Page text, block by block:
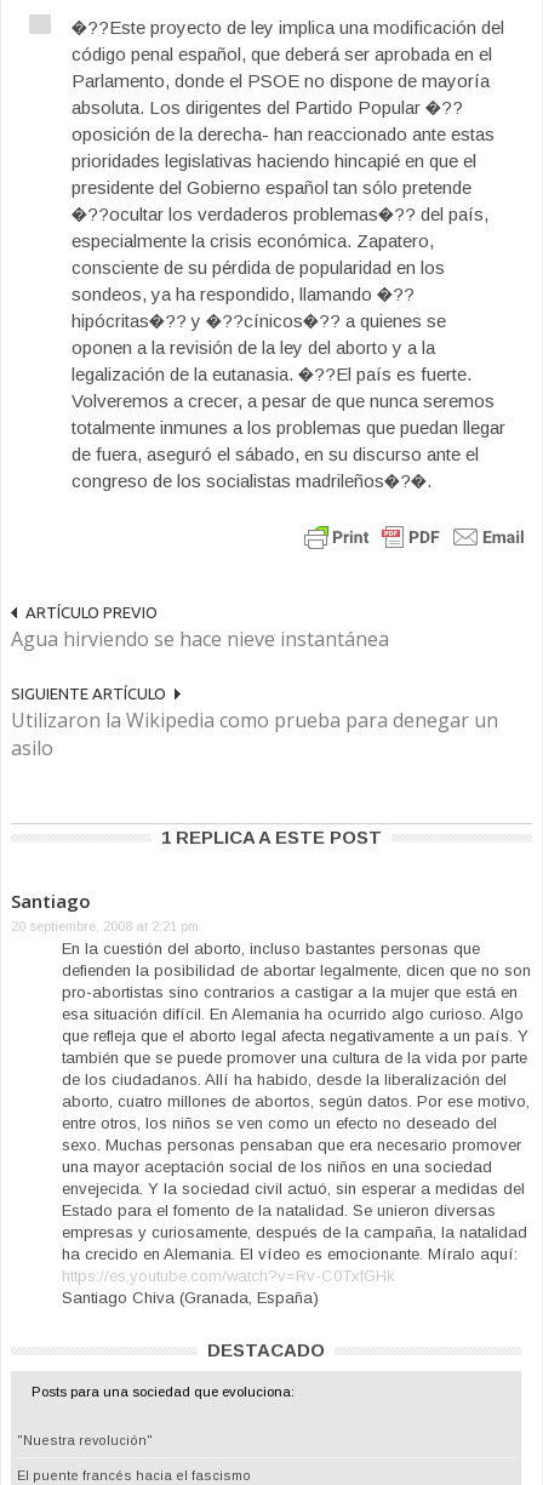
�??Este proyecto de ley implica una modificación del
código penal español, que deberá ser aprobada en el
Parlamento, donde el PSOE no dispone de mayoría
absoluta. Los dirigentes del Partido Popular �??
oposición de la derecha- han reaccionado ante estas
prioridades legislativas haciendo hincapié en que el
presidente del Gobierno español tan sólo pretende
�??ocultar los verdaderos problemas�?? del país,
especialmente la crisis económica. Zapatero,
consciente de su pérdida de popularidad en los
sondeos, ya ha respondido, llamando �??
hipócritas�?? y �??cínicos�?? a quienes se
oponen a la revisión de la ley del aborto y a la
legalización de la eutanasia. �??El país es fuerte.
Volveremos a crecer, a pesar de que nunca seremos
totalmente inmunes a los problemas que puedan llegar
de fuera, aseguró el sábado, en su discurso ante el
congreso de los socialistas madrileños�?�.
ARTÍCULO PREVIO
Agua hirviendo se hace nieve instantánea
SIGUIENTE ARTÍCULO
Utilizaron la Wikipedia como prueba para denegar un
asilo
1 REPLICA A ESTE POST
Santiago
20 septiembre, 2008 at 2:21 pm
En la cuestión del aborto, incluso bastantes personas que
defienden la posibilidad de abortar legalmente, dicen que no son
pro-abortistas sino contrarios a castigar a la mujer que está en
esa situación difícil. En Alemania ha ocurrido algo curioso. Algo
que refleja que el aborto legal afecta negativamente a un país. Y
también que se puede promover una cultura de la vida por parte
de los ciudadanos. Allí ha habido, desde la liberalización del
aborto, cuatro millones de abortos, según datos. Por ese motivo,
entre otros, los niños se ven como un efecto no deseado del
sexo. Muchas personas pensaban que era necesario promover
una mayor aceptación social de los niños en una sociedad
envejecida. Y la sociedad civil actuó, sin esperar a medidas del
Estado para el fomento de la natalidad. Se unieron diversas
empresas y curiosamente, después de la campaña, la natalidad
ha crecido en Alemania. El vídeo es emocionante. Míralo aquí:
https://es.youtube.com/watch?v=Rv-C0TxfGHk
Santiago Chiva (Granada, España)
DESTACADO
Posts para una sociedad que evoluciona:
"Nuestra revolución"
El puente francés hacia el fascismo